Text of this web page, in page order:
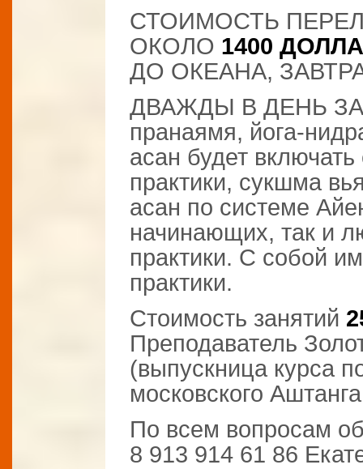
СТОИМОСТЬ
ОКОЛО 1400
ДО ОКЕАНА,
ДВАЖДЫ В ДЕНЬ
пранаямя, йога-
асан будет
практики, сукшма
асан по системе
начинающих, так и
практики. С собой
практики.
Стоимость занятий
Преподаватель
(выпускница курса
московского
По всем вопросам
8 913 914 61 86